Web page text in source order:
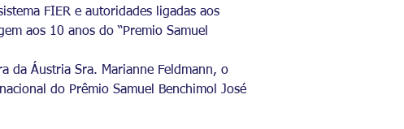
FIER e autoridades ligadas aos
aos 10 anos do “Premio Samuel
da Áustria Sra. Marianne Feldmann, o
do Prêmio Samuel Benchimol José